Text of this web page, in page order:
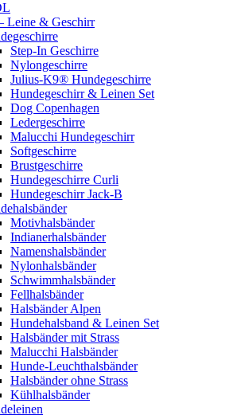
Leine & Geschirr
Step-In Geschirre
Nylongeschirre
Julius-K9® Hundegeschirre
Hundegeschirr & Leinen Set
Dog Copenhagen
Ledergeschirre
Malucchi Hundegeschirr
Softgeschirre
Brustgeschirre
Hundegeschirre Curli
Hundegeschirr Jack-B
Motivhalsbänder
Indianerhalsbänder
Namenshalsbänder
Nylonhalsbänder
Schwimmhalsbänder
Fellhalsbänder
Halsbänder Alpen
Hundehalsband & Leinen Set
Halsbänder mit Strass
Malucchi Halsbänder
Hunde-Leuchthalsbänder
Halsbänder ohne Strass
Kühlhalsbänder